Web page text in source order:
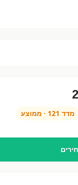
מדד 121
· ממוצע